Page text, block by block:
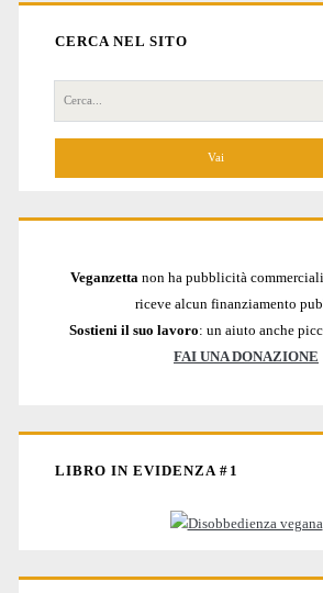
CERCA NEL SITO
Cerca
per:
Veganzetta non ha pubblicità
riceve alcun finanziamento
Sostieni il suo lavoro: un aiuto anche
FAI UNA DONAZIONE
LIBRO IN EVIDENZA #1